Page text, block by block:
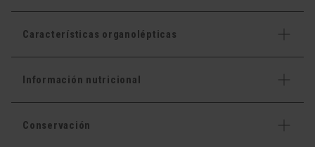
Características organolépticas
Información nutricional
Conservación